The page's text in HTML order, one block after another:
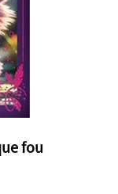
fou